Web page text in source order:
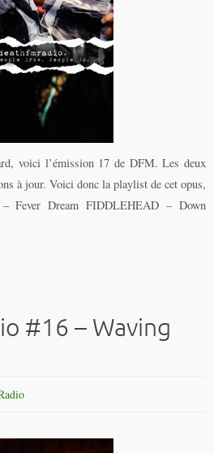
voici l’émission 17 de DFM. Les deux
à jour. Voici donc la playlist de cet opus,
Fever Dream FIDDLEHEAD – Down
#16 – Waving